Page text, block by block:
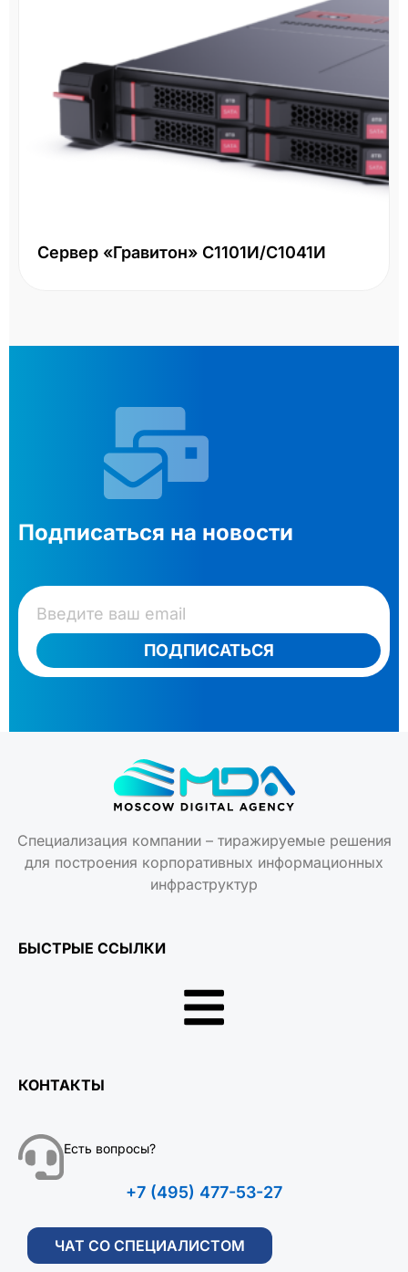
Сервер «Гравитон» С1101И/С1041И
Подписаться на новости
ПОДПИСАТЬСЯ
Специализация компании – тиражируемые решения
для построения корпоративных информационных
инфраструктур
БЫСТРЫЕ ССЫЛКИ
КОНТАКТЫ
Есть вопросы?
+7 (495) 477-53-27
ЧАТ СО СПЕЦИАЛИСТОМ